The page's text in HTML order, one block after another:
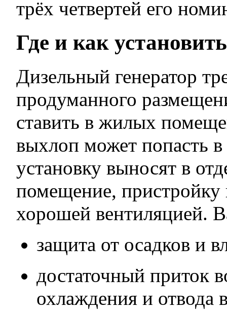
трёх четвертей его
Где и как установить
Дизельный генератор
продуманного
ставить в жилых
выхлоп может попасть
установку выносят в
помещение, пристройку
хорошей вентиляцией.
защита от осадков и
достаточный приток
охлаждения и отвода